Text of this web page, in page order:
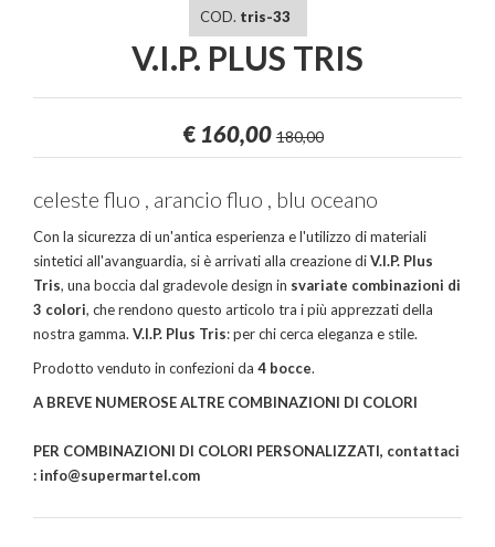
COD. tris-33
V.I.P. PLUS TRIS
€ 160,00 180,00
celeste fluo , arancio fluo , blu oceano
Con la sicurezza di un'antica esperienza e l'utilizzo di materiali
sintetici all'avanguardia, si è arrivati alla creazione diV.I.P. Plus
Tris, una boccia dal gradevole design in svariate combinazioni di
3 colori, che rendono questo articolo tra i più apprezzati della
nostra gamma. V.I.P. Plus Tris: per chi cerca eleganza e stile.
Prodotto venduto in confezioni da 4 bocce.
A BREVE NUMEROSE ALTRE COMBINAZIONI DI COLORI
PER COMBINAZIONI DI COLORI PERSONALIZZATI, contattaci
: info@supermartel.com